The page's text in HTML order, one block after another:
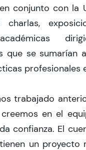
conjunto con la
que se sumarían
profesionales
trabajado
en el
confianza. El
un proyecto